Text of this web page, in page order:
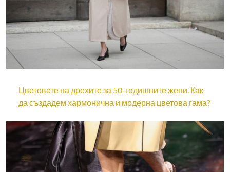
Цветовете на дрехите за 50-годишните жени. Как
да създадем хармонична и модерна цветова гама?